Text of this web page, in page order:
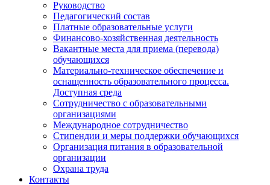
Руководство
Педагогический состав
Платные образовательные услуги
Финансово-хозяйственная деятельность
Вакантные места для приема (перевода)
обучающихся
Материально-техническое обеспечение и
оснащенность образовательного процесса.
Доступная среда
Сотрудничество с образовательными
организациями
Международное сотрудничество
Стипендии и меры поддержки обучающихся
Организация питания в образовательной
организации
Охрана труда
Контакты